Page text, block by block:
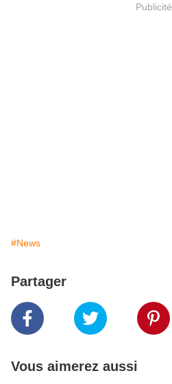
Publicité
#News
Partager
Vous aimerez aussi